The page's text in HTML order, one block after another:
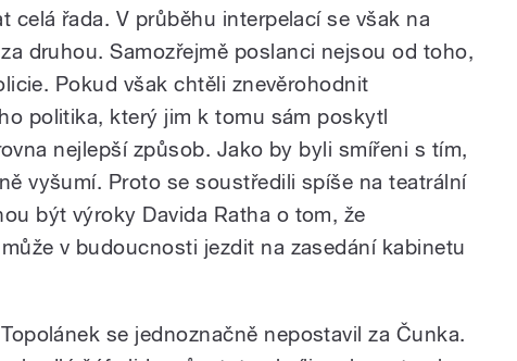
celá řada. V průběhu interpelací se však na
druhou. Samozřejmě poslanci nejsou od toho,
Pokud však chtěli znevěrohodnit
politika, který jim k tomu sám poskytl
nejlepší způsob. Jako by byli smířeni s tím,
vyšumí. Proto se soustředili spíše na teatrální
být výroky Davida Ratha o tom, že
v budoucnosti jezdit na zasedání kabinetu
se jednoznačně nepostavil za Čunka.